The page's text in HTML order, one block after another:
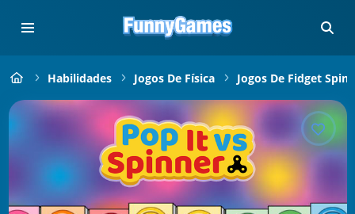
Habilidades Jogos De Física Jogos De Fidget